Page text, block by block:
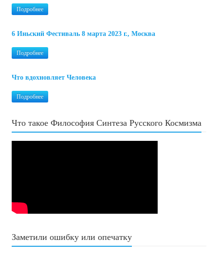
Подробнее
6 Иньский Фестиваль 8 марта 2023 г., Москва
Подробнее
Что вдохновляет Человека
Подробнее
Что такое Философия Синтеза Русского Космизма
Заметили ошибку или опечатку